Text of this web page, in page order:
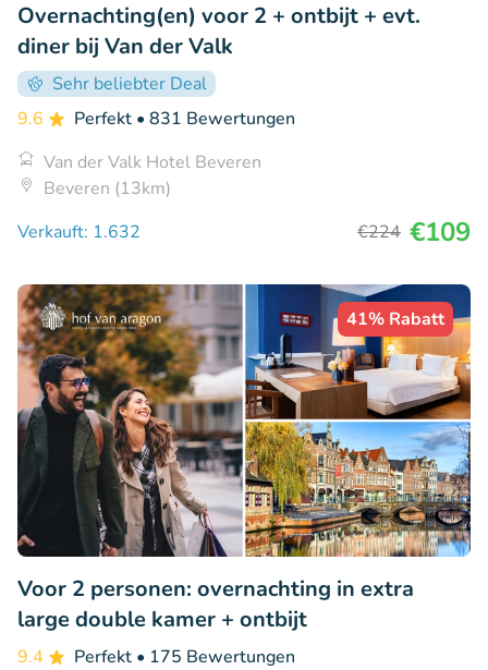
Overnachting(en) voor 2 + ontbijt + evt.
diner bij Van der Valk
Sehr beliebter Deal
9.6
Perfekt • 831 Bewertungen
Van der Valk Hotel Beveren
Beveren (13km)
Verkauft: 1.632
€224 €109
41% Rabatt
Voor 2 personen: overnachting in extra
large double kamer + ontbijt
9.4 Perfekt • 175 Bewertungen